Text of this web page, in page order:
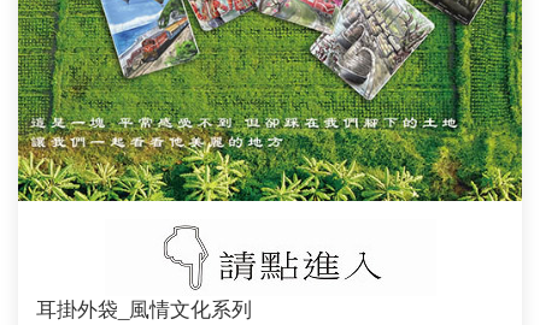
耳掛外袋_風情文化系列